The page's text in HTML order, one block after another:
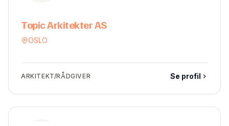
Topic Arkitekter AS
OSLO
ARKITEKT/RÅDGIVER Se profil